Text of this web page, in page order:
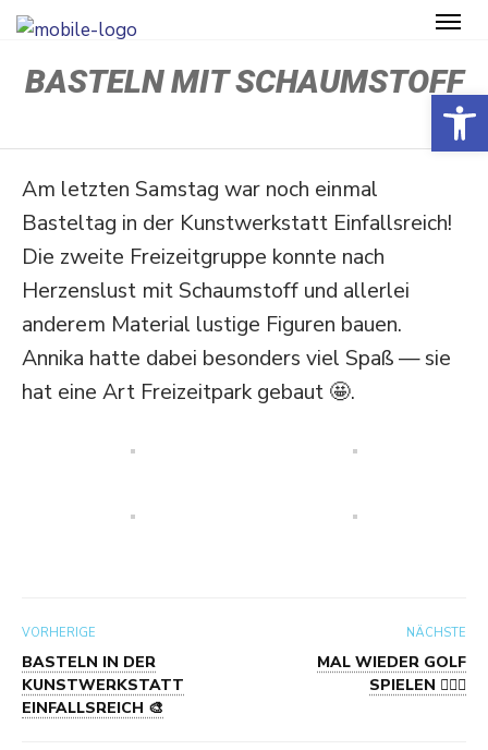
BASTELN MIT SCHAUMSTOFF
Am letzten Samstag war noch einmal
Basteltag in der Kunst­werk­statt Einfalls­reich!
Die zweite Freizeit­gruppe konnte nach
Herzenslust mit Schaum­stoff und allerlei
anderem Material lustige Figuren bauen.
Annika hatte dabei besonders viel Spaß — sie
hat eine Art Freizeitpark gebaut 🤩.
VORHERIGE
BASTELN IN DER
KUNSTWERKSTATT
EINFALLSREICH 🎨
NÄCHSTE
MAL WIEDER GOLF
SPIELEN 🏌🏻‍♀️
Open toolbar